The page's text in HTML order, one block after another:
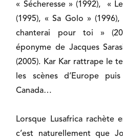
« Sécheresse » (1992), «
(1995), « Sa Golo »
chanterai pour toi »
éponyme de Jacques
(2005). Kar Kar rattrape le
les scènes d’Europe
Canada…
Lorsque Lusafrica rachète
c’est naturellement que